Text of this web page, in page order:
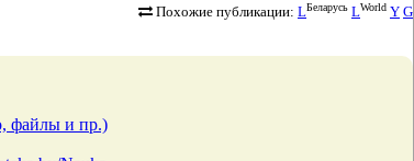
Похожие публикации: LБеларусь LWorld Y G
файлы и пр.)